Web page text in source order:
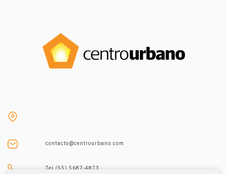
contacto@centrourbano.com
Tel (55) 5687-4873